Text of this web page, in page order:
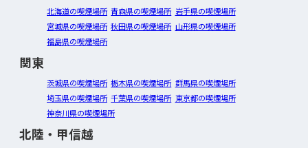
北海道の喫煙場所 青森県の喫煙場所 岩手県の喫煙場所
宮城県の喫煙場所 秋田県の喫煙場所 山形県の喫煙場所
福島県の喫煙場所
関東
茨城県の喫煙場所 栃木県の喫煙場所 群馬県の喫煙場所
埼玉県の喫煙場所 千葉県の喫煙場所 東京都の喫煙場所
神奈川県の喫煙場所
北陸・甲信越